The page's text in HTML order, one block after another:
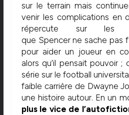
sur le terrain mais
venir les complications en
répercute sur les
que Spencer ne sache pas
pour aider un joueur en
alors qu’il pensait pouvoir
série sur le football
faible carrière de Dwayne
une histoire autour. En un
plus le vice de